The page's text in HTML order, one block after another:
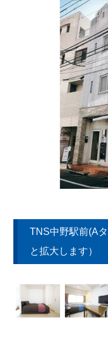
TNS中野駅前(A
と拡大します）